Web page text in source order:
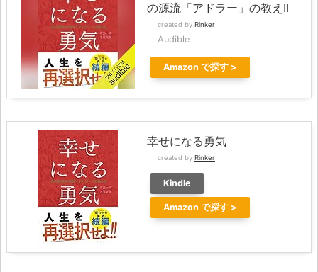
の源流「アドラー」の教えII
created by Rinker
Audible
Amazon
幸せになる勇気
created by Rinker
Kindle
Amazon